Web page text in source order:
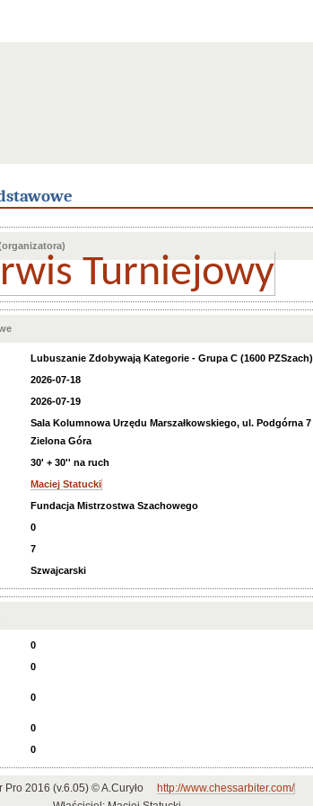
Turniejowy
Lubuszanie Zdobywają Kategorie - Grupa C (1600 PZSzach)
2026-07-18
2026-07-19
Sala Kolumnowa Urzędu Marszałkowskiego, ul. Podgórna 7
Zielona Góra
30' + 30'' na ruch
Maciej Statucki
Fundacja Mistrzostwa Szachowego
0
7
Szwajcarski
0
0
0
0
0
Pro 2016 (v.6.05) © A.Curyło
http://www.chessarbiter.com/